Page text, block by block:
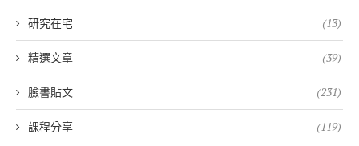
研究在宅 (13)
精選文章 (39)
臉書貼文 (231)
課程分享 (119)